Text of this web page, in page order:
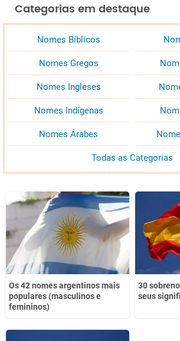
Categorias em destaque
Nomes Bíblicos
Nomes Gregos
Nomes Ingleses
Nomes Indígenas
Nomes Árabes
Todas as Categorias
Os 42 nomes argentinos mais
populares (masculinos e
femininos)
30
seus